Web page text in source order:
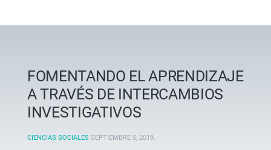
FOMENTANDO EL APRENDIZAJE
A TRAVÉS DE INTERCAMBIOS
INVESTIGATIVOS
CIENCIAS SOCIALES SEPTIEMBRE 5, 2019.